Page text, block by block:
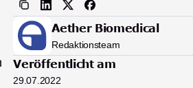
Aether Biomedical
Redaktionsteam
Veröffentlicht am
29.07.2022